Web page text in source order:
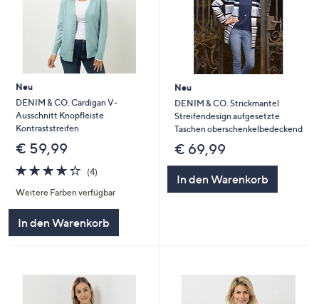
anzuzeigen.
Neu
DENIM & CO. Cardigan V-
Ausschnitt Knopfleiste
Kontraststreifen
€ 59,99
4.2
von
5
(4)4
Weitere Farben verfügbar
In den Warenkorb
Neu
DENIM & CO. Strickmantel
Streifendesign aufgesetzte
Taschen oberschenkelbedeckend
€ 69,99
In den Warenkorb